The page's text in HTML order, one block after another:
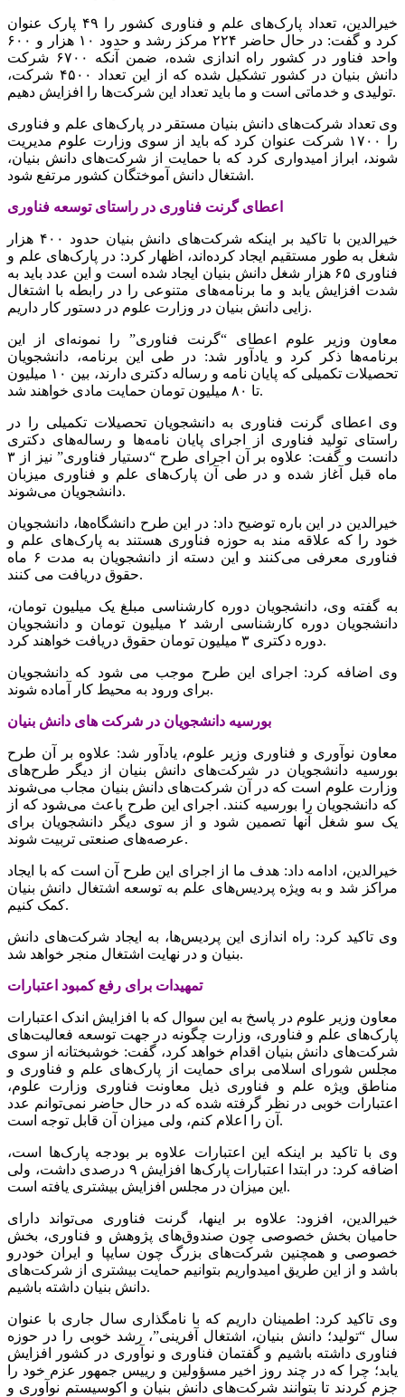
خیرالدین، تعداد پارک‌های علم و فناوری کشور را ۴۹ پارک عنوان
کرد و گفت: در حال حاضر ۲۲۴ مرکز رشد و حدود ۱۰ هزار و ۶۰۰
واحد فناور در کشور راه اندازی شده، ضمن آنکه ۶۷۰۰ شرکت
دانش بنیان در کشور تشکیل شده که از این تعداد ۴۵۰۰ شرکت،
تولیدی و خدماتی است و ما باید تعداد این شرکت‌ها را افزایش دهیم.
وی تعداد شرکت‌های دانش بنیان مستقر در پارک‌های علم و فناوری
را ۱۷۰۰ شرکت عنوان کرد که باید از سوی وزارت علوم مدیریت
شوند، ابراز امیدواری کرد که با حمایت از شرکت‌های دانش بنیان،
اشتغال دانش آموختگان کشور مرتفع شود.
اعطای گرنت فناوری در راستای توسعه فناوری
خیرالدین با تاکید بر اینکه شرکت‌های دانش بنیان حدود ۴۰۰ هزار
شغل به طور مستقیم ایجاد کرده‌اند، اظهار کرد: در پارک‌های علم و
فناوری ۶۵ هزار شغل دانش بنیان ایجاد شده است و این عدد باید به
شدت افزایش یابد و ما برنامه‌های متنوعی را در رابطه با اشتغال
زایی دانش بنیان در وزارت علوم در دستور کار داریم.
معاون وزیر علوم اعطای “گرنت فناوری” را نمونه‌ای از این
برنامه‌ها ذکر کرد و یادآور شد: در طی این برنامه، دانشجویان
تحصیلات تکمیلی که پایان نامه و رساله‌ دکتری دارند، بین ۱۰ میلیون
تا ۸۰ میلیون تومان حمایت مادی خواهند شد.
وی اعطای گرنت فناوری به دانشجویان تحصیلات تکمیلی را در
راستای تولید فناوری از اجرای پایان نامه‌ها و رساله‌های دکتری
دانست و گفت: علاوه بر آن اجرای طرح “دستیار فناوری” نیز از ۳
ماه قبل آغاز شده و در طی آن پارک‌های علم و فناوری میزبان
دانشجویان می‌شوند.
خیرالدین در این باره توضیح داد: در این طرح دانشگاه‌ها، دانشجویان
خود را که علاقه مند به حوزه فناوری هستند به پارک‌های علم و
فناوری معرفی می‌کنند و این دسته از دانشجویان به مدت ۶ ماه
حقوق دریافت می کنند.
به گفته وی، دانشجویان دوره کارشناسی مبلغ یک میلیون تومان،
دانشجویان دوره کارشناسی ارشد ۲ میلیون تومان و دانشجویان
دوره دکتری ۳ میلیون تومان حقوق دریافت خواهند کرد.
وی اضافه کرد: اجرای این طرح موجب می شود که دانشجویان
برای ورود به محیط کار آماده شوند.
بورسیه دانشجویان در شرکت های دانش بنیان
معاون نوآوری و فناوری وزیر علوم، یادآور شد: علاوه بر آن طرح
بورسیه دانشجویان در شرکت‌های دانش بنیان از دیگر طرح‌های
وزارت علوم است که در آن شرکت‌های دانش بنیان مجاب می‌شوند
که دانشجویان را بورسیه کنند. اجرای این طرح باعث می‌شود که از
یک سو شغل آنها تصمین شود و از سوی دیگر دانشجویان برای
عرصه‌های صنعتی تربیت شوند.
خیرالدین، ادامه داد: هدف ما از اجرای این طرح آن است که با ایجاد
مراکز شد و به ویژه پردیس‌های علم به توسعه اشتغال دانش بنیان
کمک کنیم.
وی تاکید کرد: راه اندازی این پردیس‌ها، به ایجاد شرکت‌های دانش
بنیان و در نهایت اشتغال منجر خواهد شد.
تمهیدات برای رفع کمبود اعتبارات
معاون وزیر علوم در پاسخ به این سوال که با افزایش اندک اعتبارات
پارک‌های علم و فناوری، وزارت چگونه در جهت توسعه فعالیت‌های
شرکت‌های دانش بنیان اقدام خواهد کرد، گفت: خوشبختانه از سوی
مجلس شورای اسلامی برای حمایت از پارک‌های علم و فناوری و
مناطق ویژه علم و فناوری ذیل معاونت فناوری وزارت علوم،
اعتبارات خوبی در نظر گرفته شده که در حال حاضر نمی‌توانم عدد
آن را اعلام کنم، ولی میزان آن قابل توجه است.
وی با تاکید بر اینکه این اعتبارات علاوه بر بودجه پارک‌ها است،
اضافه کرد: در ابتدا اعتبارات پارک‌ها افزایش ۹ درصدی داشت، ولی
این میزان در مجلس افزایش بیشتری یافته است.
خیرالدین، افزود: علاوه بر اینها، گرنت فناوری می‌تواند دارای
حامیان بخش خصوصی چون صندوق‌های پژوهش و فناوری، بخش
خصوصی و همچنین شرکت‌های بزرگ چون سایپا و ایران خودرو
باشد و از این طریق امیدواریم بتوانیم حمایت بیشتری از شرکت‌های
دانش بنیان داشته باشیم.
وی تاکید کرد: اطمینان داریم که با نامگذاری سال جاری با عنوان
سال “تولید؛ دانش بنیان، اشتغال آفرینی”، رشد خوبی را در حوزه
فناوری داشته باشیم و گفتمان فناوری و نوآوری در کشور افزایش
یابد؛ چرا که در چند روز اخیر مسؤولین و رییس جمهور عزم خود را
جزم کردند تا بتوانند شرکت‌های دانش بنیان و اکوسیستم نوآوری و